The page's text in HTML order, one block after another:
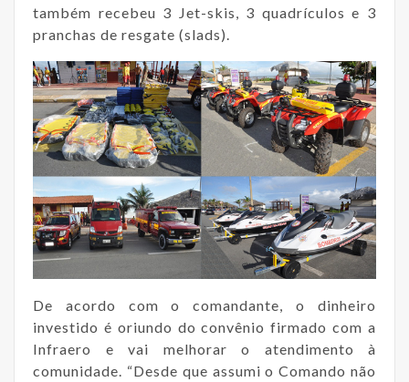
também recebeu 3 Jet-skis, 3 quadrículos e 3
pranchas de resgate (slads).
De acordo com o comandante, o dinheiro
investido é oriundo do convênio firmado com a
Infraero e vai melhorar o atendimento à
comunidade. “Desde que assumi o Comando não